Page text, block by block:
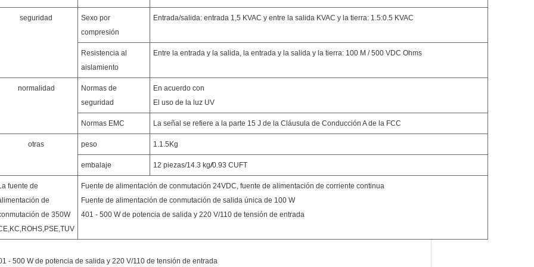
seguridad
Sexo por
compresión
Entrada/salida: entrada 1,5 KVAC y entre la salida KVAC y la tierra: 1.5:0.5 KVAC
Resistencia al
aislamiento
Entre la entrada y la salida, la entrada y la salida y la tierra: 100 M / 500 VDC Ohms
normalidad
Normas de
seguridad
En acuerdo con
El uso de la luz UV
Normas EMC La señal se refiere a la parte 15 J de la Cláusula de Conducción A de la FCC
otras peso 1.1.5Kg
embalaje 12 piezas/14.3 kg/0.93 CUFT
fuente de
de
de 350W
Fuente de alimentación de conmutación 24VDC, fuente de alimentación de corriente continua
Fuente de alimentación de conmutación de salida única de 100 W
401 - 500 W de potencia de salida y 220 V/110 de tensión de entrada
- 500 W de potencia de salida y 220 V/110 de tensión de entrada